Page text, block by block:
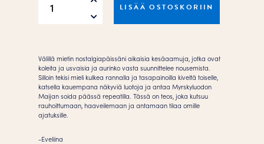
Juliste
LISÄÄ OSTOSKORIIN
Välillä mietin nostalgiapäissäni aikaisia kesäaamuja, jotka ovat
koleita ja usvaisia ja aurinko vasta suunnittelee nousemista.
Silloin tekisi mieli kulkea rannalla ja tasapainoilla kiveltä toiselle,
katsella kauempana näkyviä luotoja ja antaa Myrskyluodon
Maijan soida päässä repeatilla. Tässä on teos, joka kutsuu
rauhoittumaan, haaveilemaan ja antamaan tilaa omille
ajatuksille.
-Eveliina